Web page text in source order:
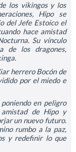
los vikingos y los
Hipo se
del Jefe Estoico el
hace amistad
Su vínculo
de los dragones,
herrero Bocón de
por el miedo e
en peligro
de Hipo y
un nuevo futuro.
rumbo a la paz,
y redefinir lo que